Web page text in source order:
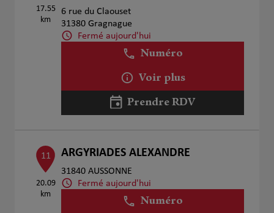
17.55
km
6 rue du Claouset
31380 Gragnague
Fermé aujourd'hui
Numéro
Voir plus
Prendre RDV
11
20.09
km
ARGYRIADES ALEXANDRE
31840 AUSSONNE
Fermé aujourd'hui
Numéro